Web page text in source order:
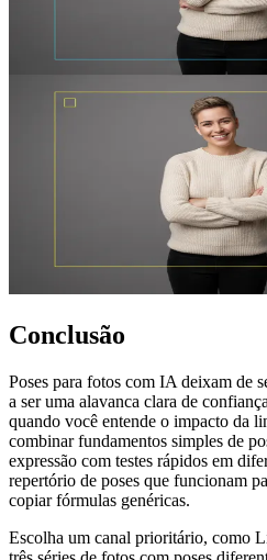
Conclusão
Poses para fotos com IA deixam de
a ser uma alavanca clara de
quando você entende o impacto da
combinar fundamentos simples de
expressão com testes rápidos em
repertório de poses que funcionam
copiar fórmulas genéricas.
Escolha um canal prioritário, como